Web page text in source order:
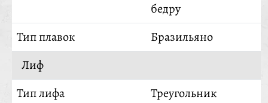
бедру
Тип плавок
Бразильяно
Лиф
Тип лифа
Треугольник